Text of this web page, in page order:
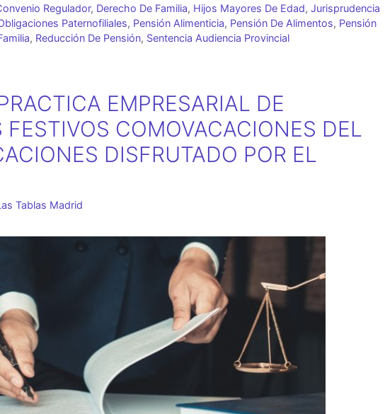
Regulador, Derecho De Familia, Hijos Mayores De Edad, Jurisprudencia
Paternofiliales, Pensión Alimenticia, Pensión De Alimentos, Pensión
, Reducción De Pensión, Sentencia Audiencia Provincial
EMPRESARIAL DE
FESTIVOS COMOVACACIONES DEL
DISFRUTADO POR EL
Tablas Madrid